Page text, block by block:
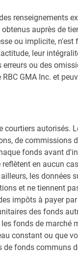
renseignements
auprès de
ou implicite, n'est
leur
ou des
GMA Inc. et
courtiers autorisés.
de commissions
fonds avant
en aucun
les données
et ne tiennent
impôts à payer
des fonds
fonds de marché
constant ou que
fonds communs
au fil
bout du compte,
l’analyse
de chaque
l’ensemble des
Le